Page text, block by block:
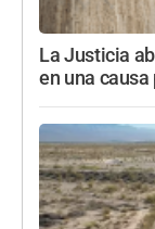
La Justicia
en una